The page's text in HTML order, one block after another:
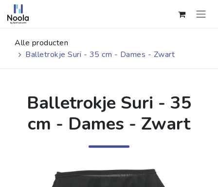
Overslaan naar inhoud
Alle producten
Balletrokje Suri - 35 cm - Dames - Zwart
Balletrokje Suri - 35
cm - Dames - Zwart